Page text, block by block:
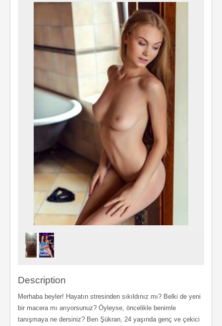
Description
Merhaba beyler! Hayatın stresinden sıkıldınız mı? Belki de yeni
bir macera mı arıyorsunuz? Öyleyse, öncelikle benimle
tanışmaya ne dersiniz? Ben Şükran, 24 yaşında genç ve çekici